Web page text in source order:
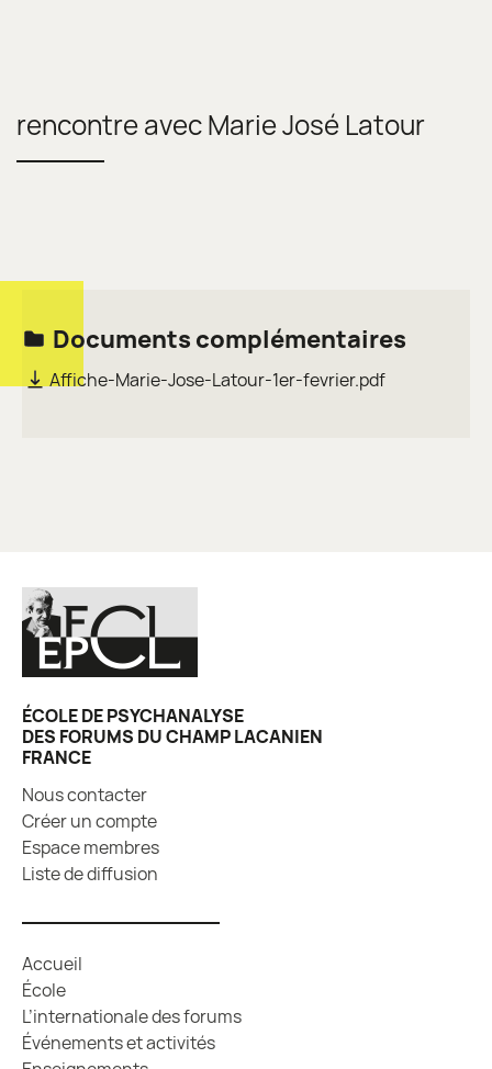
rencontre avec Marie José Latour
Documents complémentaires
Affiche-Marie-Jose-Latour-1er-fevrier.pdf
ÉCOLE DE PSYCHANALYSE
DES FORUMS DU CHAMP LACANIEN
FRANCE
Nous contacter
Créer un compte
Espace membres
Liste de diffusion
Accueil
École
L’internationale des forums
Événements et activités